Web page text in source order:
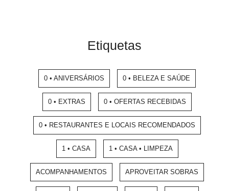
Etiquetas
0 • ANIVERSÁRIOS 0 • BELEZA E SAÚDE
0 • EXTRAS 0 • OFERTAS RECEBIDAS
0 • RESTAURANTES E LOCAIS RECOMENDADOS
1 • CASA 1 • CASA • LIMPEZA
ACOMPANHAMENTOS APROVEITAR SOBRAS